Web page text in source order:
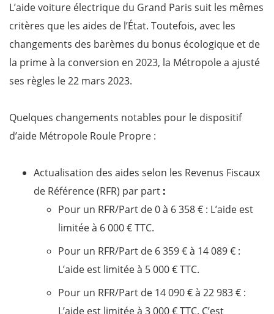
L’aide voiture électrique du Grand Paris suit les mêmes
critères que les aides de l’État. Toutefois, avec les
changements des barèmes du bonus écologique et de
la prime à la conversion en 2023, la Métropole a ajusté
ses règles le 22 mars 2023.
Quelques changements notables pour le dispositif
d’aide Métropole Roule Propre :
Actualisation des aides selon les Revenus Fiscaux
de Référence (RFR) par part :
Pour un RFR/Part de 0 à 6 358 € : L’aide est
limitée à 6 000 € TTC.
Pour un RFR/Part de 6 359 € à 14 089 € :
L’aide est limitée à 5 000 € TTC.
Pour un RFR/Part de 14 090 € à 22 983 € :
L’aide est limitée à 3 000 € TTC. C’est